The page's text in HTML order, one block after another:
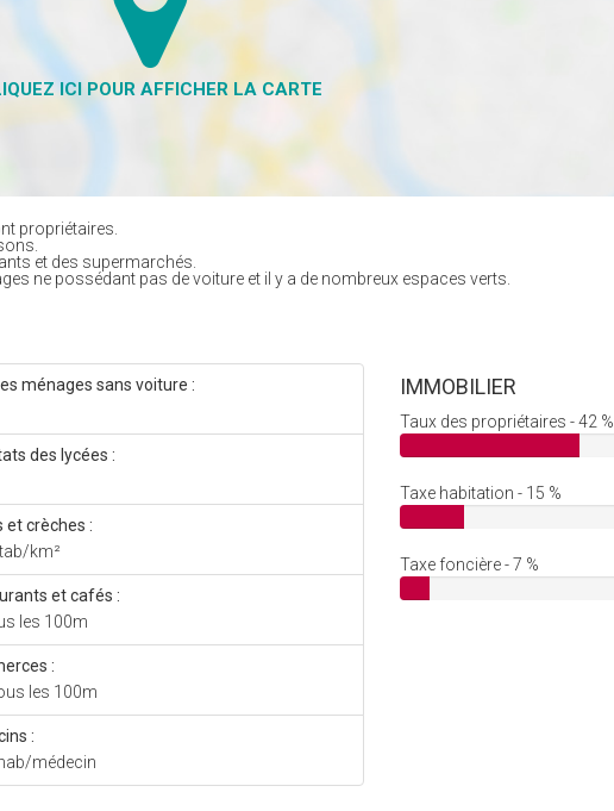
propriétaires.
et des supermarchés.
ne possédant pas de voiture et il y a de nombreux espaces verts.
ménages sans voiture :
des lycées :
et crèches :
km²
et cafés :
les 100m
:
les 100m
:
médecin
IMMOBILIER
Taux des propriétaires - 42 %
Taxe habitation - 15 %
Taxe foncière - 7 %